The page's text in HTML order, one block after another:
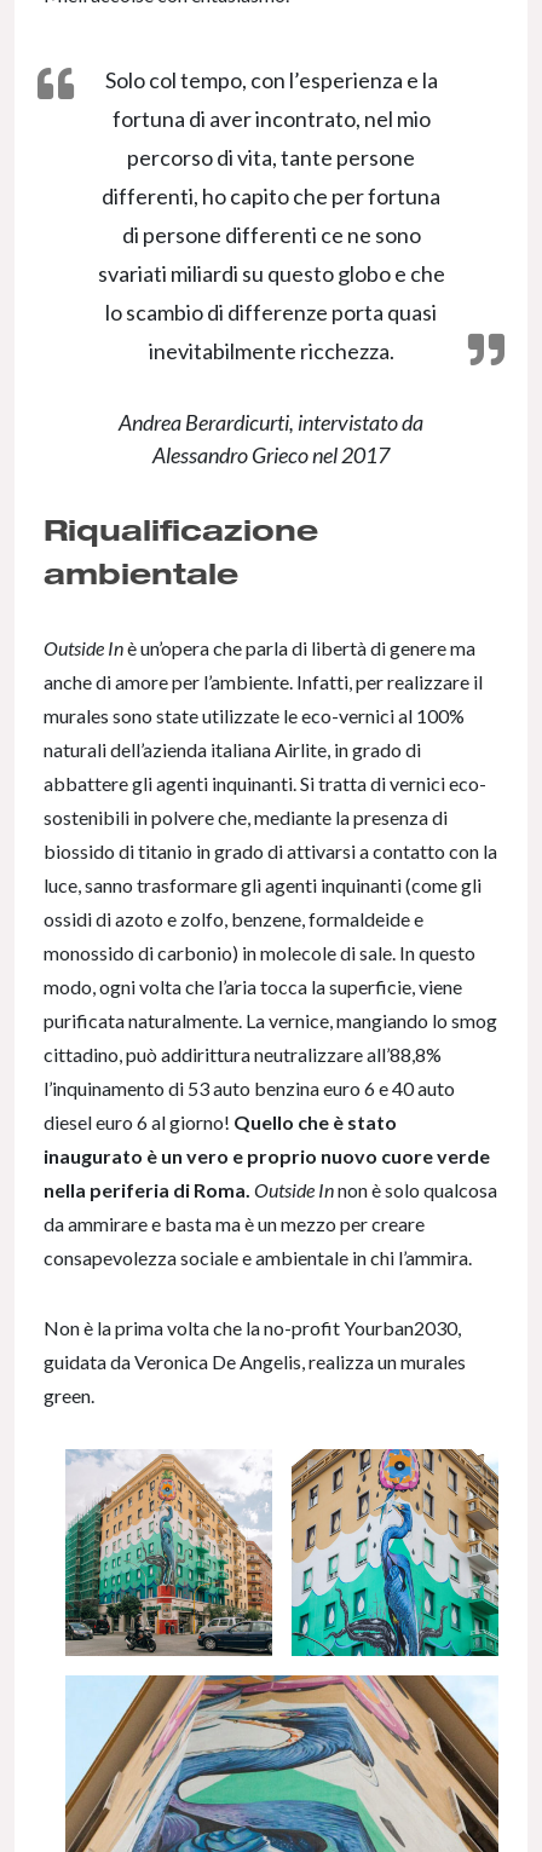
Solo col tempo, con l’esperienza e la
fortuna di aver incontrato, nel mio
percorso di vita, tante persone
differenti, ho capito che per fortuna
di persone differenti ce ne sono
svariati miliardi su questo globo e che
lo scambio di differenze porta quasi
inevitabilmente ricchezza.
Andrea Berardicurti, intervistato da
Alessandro Grieco nel 2017
Riqualificazione
ambientale
Outside Inè un’opera che parla di libertà di genere ma
anche di amore per l’ambiente. Infatti, per realizzare il
murales sono state utilizzate le eco-vernici al 100%
naturali dell’azienda italiana Airlite, in grado di
abbattere gli agenti inquinanti. Si tratta di vernici eco-
sostenibili in polvere che, mediante la presenza di
biossido di titanio in grado di attivarsi a contatto con la
luce, sanno trasformare gli agenti inquinanti (come gli
ossidi di azoto e zolfo, benzene, formaldeide e
monossido di carbonio) in molecole di sale. In questo
modo, ogni volta che l’aria tocca la superficie, viene
purificata naturalmente. La vernice, mangiando lo smog
cittadino, può addirittura neutralizzare all’88,8%
l’inquinamento di 53 auto benzina euro 6 e 40 auto
diesel euro 6 al giorno! Quello che è stato
inaugurato è un vero e proprio nuovo cuore verde
nella periferia di Roma. Outside Innon è solo qualcosa
da ammirare e basta ma è un mezzo per creare
consapevolezza sociale e ambientale in chi l’ammira.
Non è la prima volta che la no-profit Yourban2030,
guidata da Veronica De Angelis, realizza un murales
green.